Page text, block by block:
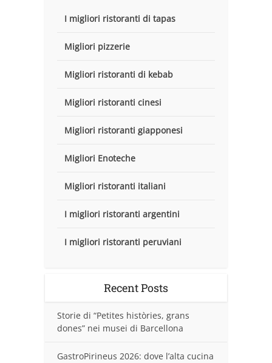
I migliori ristoranti di tapas
Migliori pizzerie
Migliori ristoranti di kebab
Migliori ristoranti cinesi
Migliori ristoranti giapponesi
Migliori Enoteche
Migliori ristoranti italiani
I migliori ristoranti argentini
I migliori ristoranti peruviani
Recent Posts
Storie di “Petites històries, grans
dones” nei musei di Barcellona
GastroPirineus 2026: dove l’alta cucina